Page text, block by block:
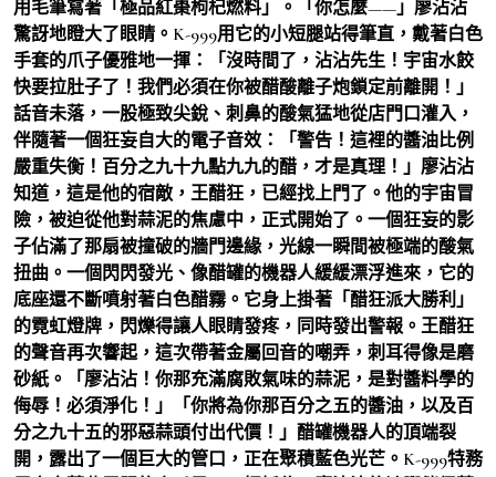
用毛筆寫著「極品紅棗枸杞燃料」。「你怎麼——」廖沾沾
驚訝地瞪大了眼睛。K-999用它的小短腿站得筆直，戴著白色
手套的爪子優雅地一揮：「沒時間了，沾沾先生！宇宙水餃
快要拉肚子了！我們必須在你被醋酸離子炮鎖定前離開！」
話音未落，一股極致尖銳、刺鼻的酸氣猛地從店門口灌入，
伴隨著一個狂妄自大的電子音效：「警告！這裡的醬油比例
嚴重失衡！百分之九十九點九九的醋，才是真理！」廖沾沾
知道，這是他的宿敵，王醋狂，已經找上門了。他的宇宙冒
險，被迫從他對蒜泥的焦慮中，正式開始了。一個狂妄的影
子佔滿了那扇被撞破的牆門邊緣，光線一瞬間被極端的酸氣
扭曲。一個閃閃發光、像醋罐的機器人緩緩漂浮進來，它的
底座還不斷噴射著白色醋霧。它身上掛著「醋狂派大勝利」
的霓虹燈牌，閃爍得讓人眼睛發疼，同時發出警報。王醋狂
的聲音再次響起，這次帶著金屬回音的嘲弄，刺耳得像是磨
砂紙。「廖沾沾！你那充滿腐敗氣味的蒜泥，是對醬料學的
侮辱！必須淨化！」「你將為你那百分之五的醬油，以及百
分之九十五的邪惡蒜頭付出代價！」醋罐機器人的頂端裂
開，露出了一個巨大的管口，正在聚積藍色光芒。K-999特務